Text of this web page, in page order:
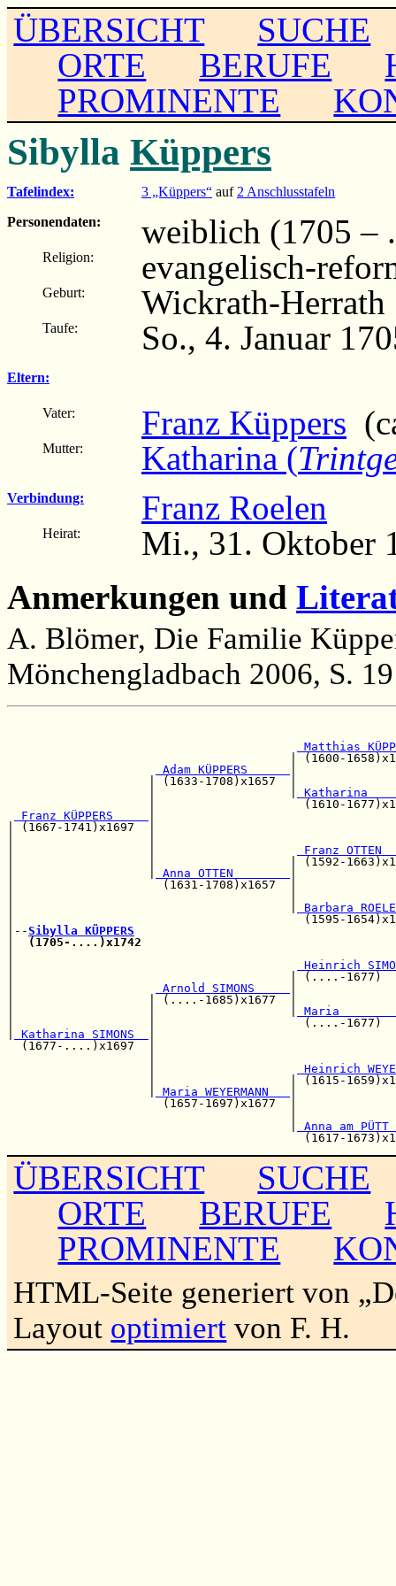
ÜBERSICHT
SUCHE
ORTE
BERUFE
PROMINENTE
Sibylla Küppers
Tafelindex: 3 „Küppers“ auf 2 Anschlusstafeln
Personendaten:
weiblich (1705 –
Religion: evangelisch-
Geburt: Wickrath-Herrath
Taufe: So., 4. Januar
Eltern:
Vater: Franz Küppers
Mutter: Katharina (
Verbindung: Franz Roelen
Heirat:
Mi., 31. Oktober
Anmerkungen und
A. Blömer, Die Familie
Mönchengladbach 2006, S. 19
Matthias
Adam KÜPPERS
| (1633-1708)x1657
|
Franz KÜPPERS
| (1667-
Franz
|                   |                   |
Anna OTTEN
|                     (1631-
Barbara
|                                         (1595-
|--Sibylla KÜPPERS
(1705-....)x1742
Heinrich
|
Arnold SIMONS
|                   | (....-
|                   |
Katharina SIMONS
(1677-....)x1697
Heinrich
|                   | (1615-
Maria WEYERMANN
(1657-
Anna am
ÜBERSICHT
SUCHE
ORTE
BERUFE
PROMINENTE
HTML-Seite generiert von
Layout optimiert von F. H.